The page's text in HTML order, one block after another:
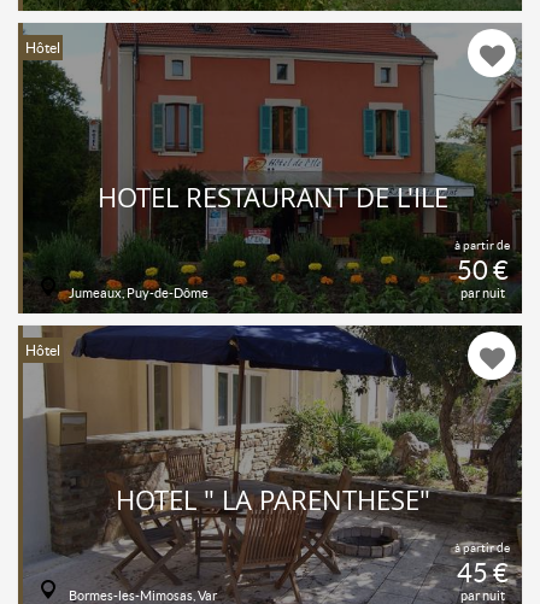
Hôtel
à partir de
50 €
par nuit
HOTEL RESTAURANT DE L'ILE
Jumeaux, Puy-de-Dôme
Hôtel
à partir de
45 €
par nuit
HOTEL " LA PARENTHÈSE"
Bormes-les-Mimosas, Var